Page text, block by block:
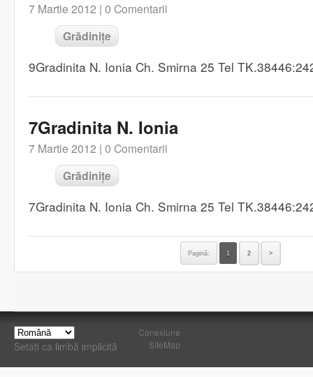
7 Martie 2012 | 0 Comentarii
Grădinițe
9Gradinita N. Ionia Ch. Smirna 25 Tel
7Gradinita N. Ionia
7 Martie 2012 | 0 Comentarii
Grădinițe
7Gradinita N. Ionia Ch. Smirna 25 Tel
Pagină: 1 2 >
Setați ca limbă implicită
Conexiune
SiteMap